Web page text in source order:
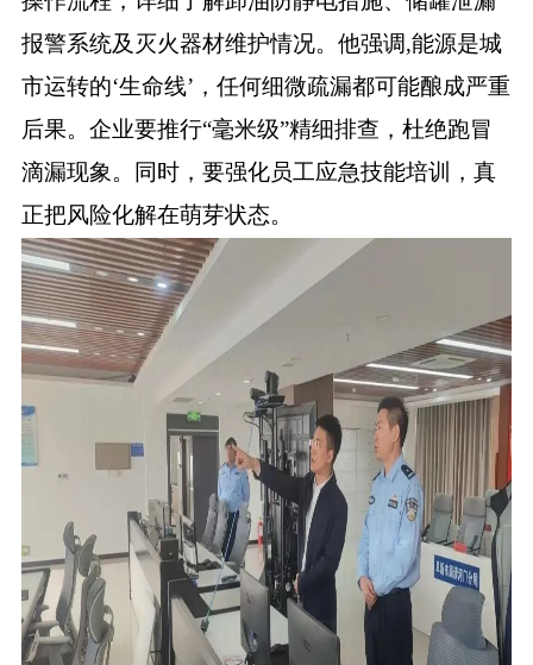
报警系统及灭火器材维护情况。他强调,能源是城
市运转的‘生命线’，任何细微疏漏都可能酿成严重
后果。企业要推行“毫米级”精细排查，杜绝跑冒
滴漏现象。同时，要强化员工应急技能培训，真
正把风险化解在萌芽状态。